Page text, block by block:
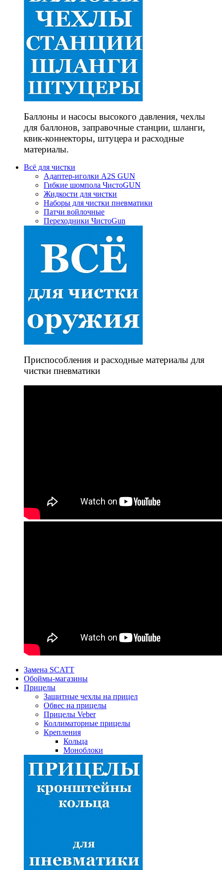
Баллоны и насосы высокого давления, чехлы
для баллонов, заправочные станции, шланги,
квик-коннекторы, штуцера и расходные
материалы.
Всё для чистки
Адаптер-иголки A2S GUN
Гибкие шомпола ЧистоGUN
Жидкости для чистки
Наборы для чистки пневматики
Патчи войлочные
Переходники ЧистоGun
Приспособления и расходные материалы для
чистки пневматики
Замена SCATT
Обоймы-магазины
Прицелы
Защитные чехлы на прицел
Обвес на прицелы
Прицелы Veber
Коллиматорные прицелы
Крепления
Кольца
Моноблоки